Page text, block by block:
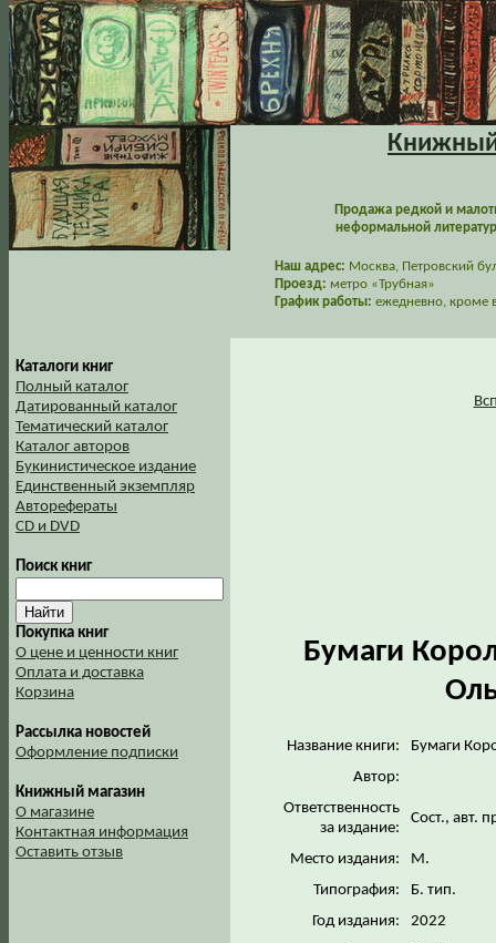
Книжный
Продажа редкой и
неформальной
Наш адрес: Москва, Петровский
Проезд: метро «Трубная»
График работы: ежедневно, кроме
Каталоги книг
Полный каталог
Датированный каталог
Тематический каталог
Каталог авторов
Букинистическое издание
Единственный экземпляр
Авторефераты
CD и DVD
Поиск книг
Покупка книг
О цене и ценности книг
Оплата и доставка
Корзина
Рассылка новостей
Оформление подписки
Книжный магазин
О магазине
Контактная информация
Оставить отзыв
Бумаги
Название книги:
Бумаги
Автор:
Ответственность
за издание:
Сост., авт.
Место издания:
М.
Типография:
Б. тип.
Год издания:
2022